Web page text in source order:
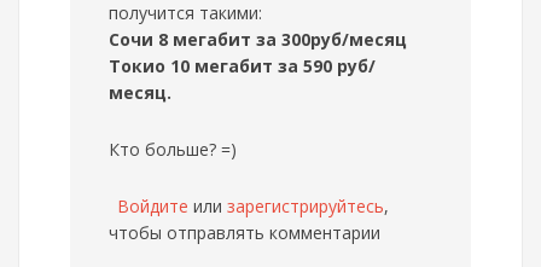
получится такими:
Сочи 8 мегабит за 300руб/месяц
Токио 10 мегабит за 590 руб/
месяц.
Кто больше? =)
Войдите или зарегистрируйтесь,
чтобы отправлять комментарии